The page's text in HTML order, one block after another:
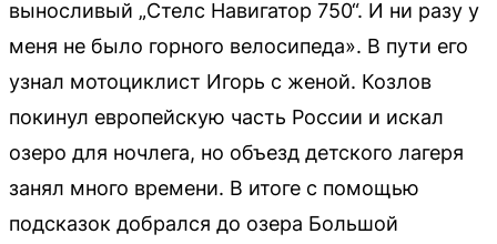
выносливый „Стелс Навигатор 750“. И ни разу у
меня не было горного велосипеда». В пути его
узнал мотоциклист Игорь с женой. Козлов
покинул европейскую часть России и искал
озеро для ночлега, но объезд детского лагеря
занял много времени. В итоге с помощью
подсказок добрался до озера Большой